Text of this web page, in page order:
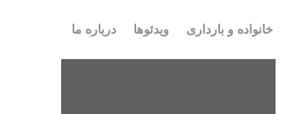
خانواده و بارداری ویدئوها درباره ما